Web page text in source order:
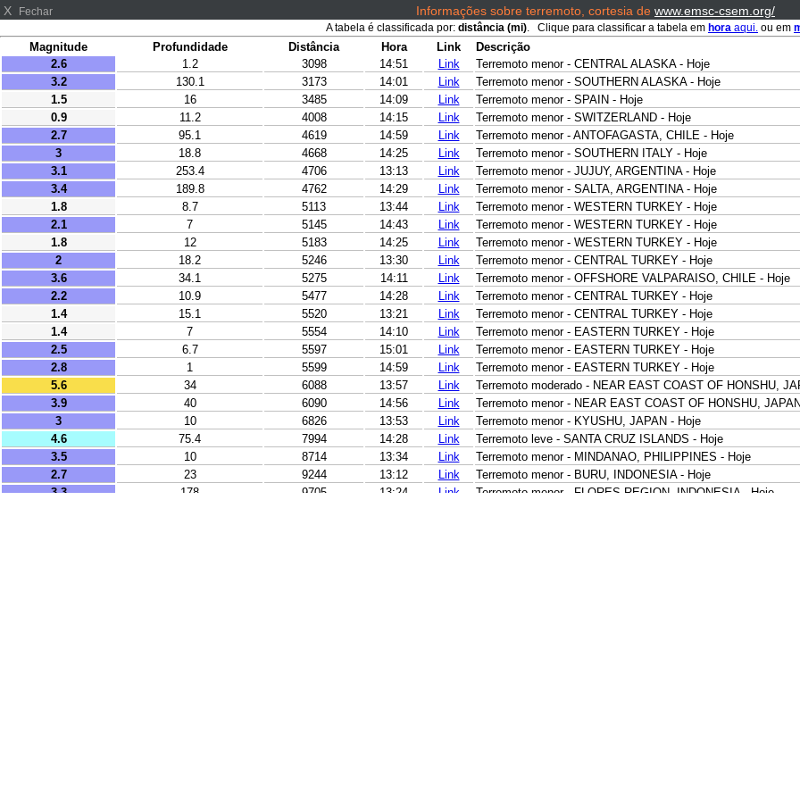
X Fechar Informações sobre terremoto, cortesia de www.emsc-csem.org/
A tabela é classificada por: distância (mi). Clique para classificar a tabela em hora aqui. ou em
Magnitude Profundidade Distância Hora Link
Descrição
2.6
1.2 3098 14:51 Link
Terremoto menor - CENTRAL ALASKA - Hoje
3.2
130.1 3173 14:01 Link
Terremoto menor - SOUTHERN ALASKA - Hoje
1.5
16 3485 14:09 Link
Terremoto menor - SPAIN - Hoje
0.9
11.2 4008 14:15 Link
Terremoto menor - SWITZERLAND - Hoje
2.7
95.1 4619 14:59 Link
Terremoto menor - ANTOFAGASTA, CHILE - Hoje
3
18.8 4668 14:25 Link
Terremoto menor - SOUTHERN ITALY - Hoje
3.1
253.4 4706 13:13 Link
Terremoto menor - JUJUY, ARGENTINA - Hoje
3.4
189.8 4762 14:29 Link
Terremoto menor - SALTA, ARGENTINA - Hoje
1.8
8.7 5113 13:44 Link
Terremoto menor - WESTERN TURKEY - Hoje
2.1
7 5145 14:43 Link
Terremoto menor - WESTERN TURKEY - Hoje
1.8
12 5183 14:25 Link
Terremoto menor - WESTERN TURKEY - Hoje
2
18.2 5246 13:30 Link
Terremoto menor - CENTRAL TURKEY - Hoje
3.6
34.1 5275 14:11 Link
Terremoto menor - OFFSHORE VALPARAISO, CHILE - Hoje
2.2
10.9 5477 14:28 Link
Terremoto menor - CENTRAL TURKEY - Hoje
1.4
15.1 5520 13:21 Link
Terremoto menor - CENTRAL TURKEY - Hoje
1.4
7 5554 14:10 Link
Terremoto menor - EASTERN TURKEY - Hoje
2.5
6.7 5597 15:01 Link
Terremoto menor - EASTERN TURKEY - Hoje
2.8
1 5599 14:59 Link
Terremoto menor - EASTERN TURKEY - Hoje
5.6
34 6088 13:57 Link
Terremoto moderado - NEAR EAST COAST OF HONSHU,
3.9
40 6090 14:56 Link
Terremoto menor - NEAR EAST COAST OF HONSHU,
3
10 6826 13:53 Link
Terremoto menor - KYUSHU, JAPAN - Hoje
4.6
75.4 7994 14:28 Link
Terremoto leve - SANTA CRUZ ISLANDS - Hoje
3.5
10 8714 13:34 Link
Terremoto menor - MINDANAO, PHILIPPINES - Hoje
2.7
23 9244 13:12 Link
Terremoto menor - BURU, INDONESIA - Hoje
3.3
178 9705 13:24 Link
Terremoto menor - FLORES REGION, INDONESIA - Hoje